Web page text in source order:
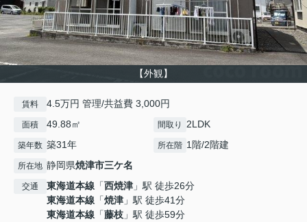
【外観】
賃料 4.5万円 管理/共益費 3,000円
面積 49.88㎡ 間取り 2LDK
築年数 築31年 所在階 1階/2階建
所在地 静岡県焼津市三ケ名
交通 東海道本線 「西焼津 」駅 徒歩26分
東海道本線 「焼津 」駅 徒歩41分
東海道本線 「藤枝 」駅 徒歩59分